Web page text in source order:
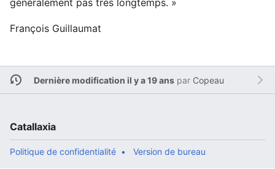
généralement pas très longtemps. »
François Guillaumat
Dernière modification il y a 19 anspar Copeau
Catallaxia
Politique de confidentialité Version de bureau